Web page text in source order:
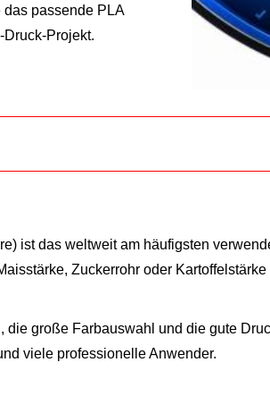
passende PLA
Druck-Projekt.
ist das weltweit am häufigsten
Zuckerrohr oder
die große Farbauswahl und die gute
viele professionelle Anwender.